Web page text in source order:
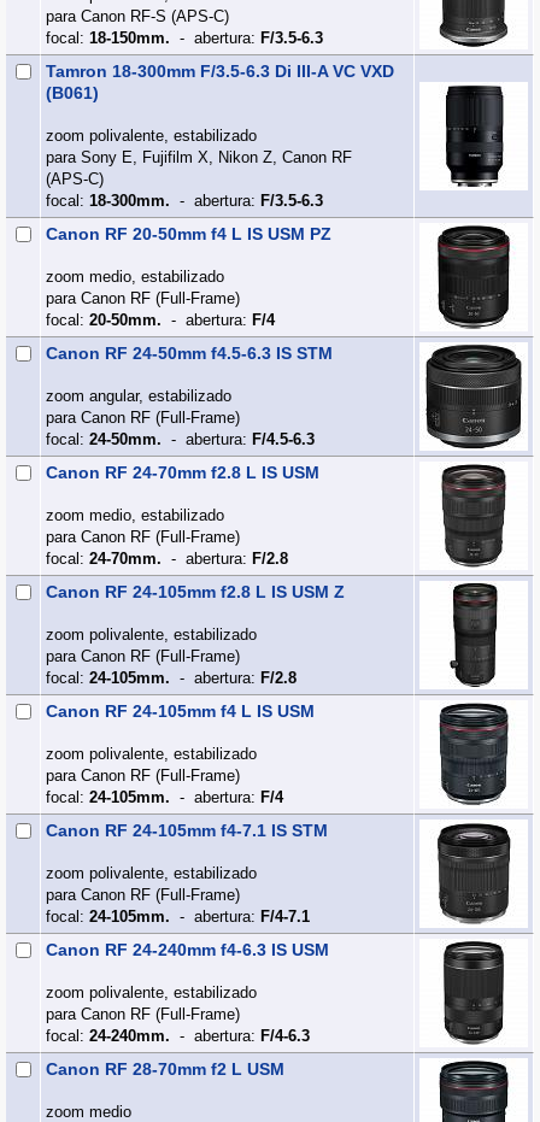
para Canon RF-S (APS‑C)
focal: 18-150mm. - abertura: F/3.5-6.3
Tamron 18-300mm F/3.5-6.3 Di III-A VC VXD
(B061)
zoom polivalente, estabilizado
para Sony E, Fujifilm X, Nikon Z, Canon RF
(APS‑C)
focal: 18-300mm. - abertura: F/3.5-6.3
Canon RF 20-50mm f4 L IS USM PZ
zoom medio, estabilizado
para Canon RF (Full‑Frame)
focal: 20-50mm. - abertura: F/4
Canon RF 24-50mm f4.5-6.3 IS STM
zoom angular, estabilizado
para Canon RF (Full‑Frame)
focal: 24-50mm. - abertura: F/4.5-6.3
Canon RF 24-70mm f2.8 L IS USM
zoom medio, estabilizado
para Canon RF (Full‑Frame)
focal: 24-70mm. - abertura: F/2.8
Canon RF 24-105mm f2.8 L IS USM Z
zoom polivalente, estabilizado
para Canon RF (Full‑Frame)
focal: 24-105mm. - abertura: F/2.8
Canon RF 24-105mm f4 L IS USM
zoom polivalente, estabilizado
para Canon RF (Full‑Frame)
focal: 24-105mm. - abertura: F/4
Canon RF 24-105mm f4-7.1 IS STM
zoom polivalente, estabilizado
para Canon RF (Full‑Frame)
focal: 24-105mm. - abertura: F/4-7.1
Canon RF 24-240mm f4-6.3 IS USM
zoom polivalente, estabilizado
para Canon RF (Full‑Frame)
focal: 24-240mm. - abertura: F/4-6.3
Canon RF 28-70mm f2 L USM
zoom medio